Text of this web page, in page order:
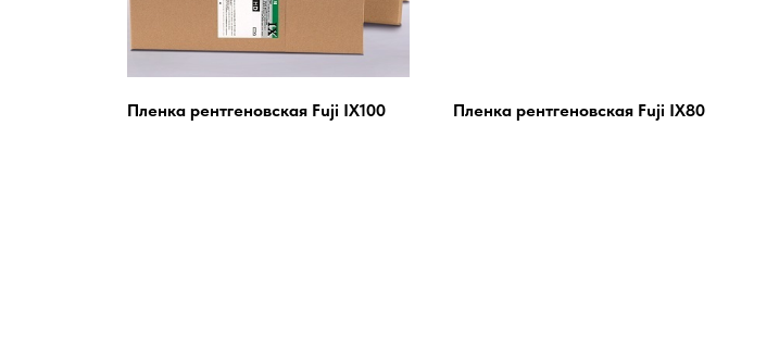
Пленка рентгеновская Fuji IX100 Пленка рентгеновская Fuji IX80